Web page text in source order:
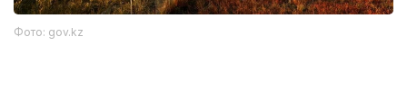
Фото: gov.kz